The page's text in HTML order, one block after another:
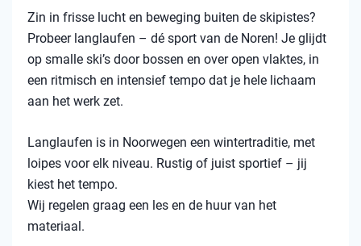
Zin in frisse lucht en beweging buiten de skipistes?
Probeer langlaufen – dé sport van de Noren! Je glijdt
op smalle ski’s door bossen en over open vlaktes, in
een ritmisch en intensief tempo dat je hele lichaam
aan het werk zet.
Langlaufen is in Noorwegen een wintertraditie, met
loipes voor elk niveau. Rustig of juist sportief – jij
kiest het tempo.
Wij regelen graag een les en de huur van het
materiaal.